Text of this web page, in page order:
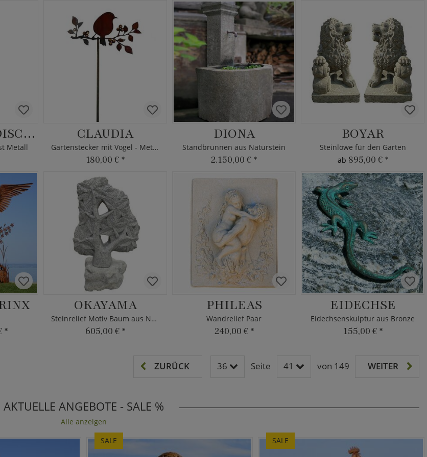
NEUSEELÄNDISCHER EFEU
Metall
CLAUDIA
Gartenstecker mit Vogel - Metall
180,00 € *
DIONA
Standbrunnen aus Naturstein
2.150,00 € *
BOYAR
Steinlöwe für den Garten
ab 895,00 € *
*
OKAYAMA
Steinrelief Motiv Baum aus Naturstein
605,00 € *
PHILEAS
Wandrelief Paar
240,00 € *
EIDECHSE
Eidechsenskulptur aus Bronze
155,00 € *
ZURÜCK 36 Seite 41 von 149 WEITER
AKTUELLE ANGEBOTE - SALE %
Alle anzeigen
SALE SALE